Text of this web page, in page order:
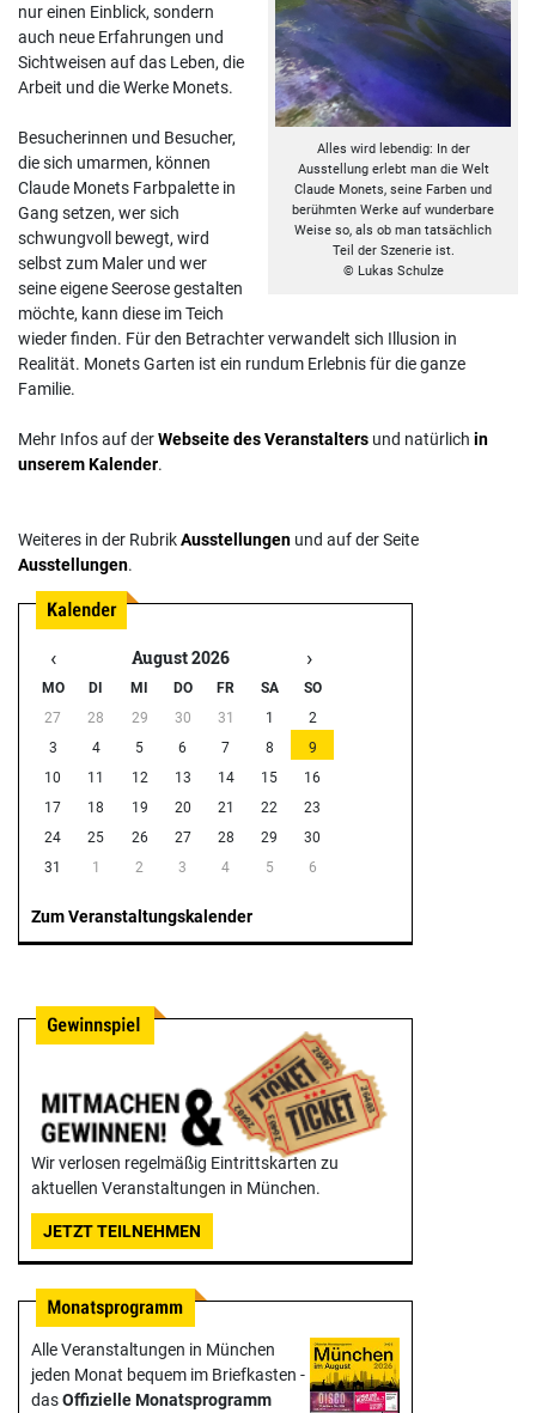
Alles wird lebendig: In der
Ausstellung erlebt man die Welt
Claude Monets, seine Farben und
berühmten Werke auf wunderbare
Weise so, als ob man tatsächlich
Teil der Szenerie ist.
© Lukas Schulze
nur einen Einblick, sondern
auch neue Erfahrungen und
Sichtweisen auf das Leben, die
Arbeit und die Werke Monets.
Besucherinnen und Besucher,
die sich umarmen, können
Claude Monets Farbpalette in
Gang setzen, wer sich
schwungvoll bewegt, wird
selbst zum Maler und wer
seine eigene Seerose gestalten
möchte, kann diese im Teich
wieder finden. Für den Betrachter verwandelt sich Illusion in
Realität. Monets Garten ist ein rundum Erlebnis für die ganze
Familie.
Mehr Infos auf derWebseite des Veranstalters und natürlich in
unserem Kalender.
Weiteres in der RubrikAusstellungen und auf der Seite
Ausstellungen.
‹ August 2026 ›
MO DI MI DO FR SA
SO
27
28 29 30 31 1
2
3
4 5 6 7 8
9
10
11 12 13 14 15
16
17
18 19 20 21 22
23
24
25 26 27 28 29
30
31
1 2 3 4 5 6
Zum Veranstaltungskalender
Wir verlosen regelmäßig Eintrittskarten zu
aktuellen Veranstaltungen in München.
JETZT TEILNEHMEN
Alle Veranstaltungen in München
jeden Monat bequem im Briefkasten -
dasOffizielle Monats­programm